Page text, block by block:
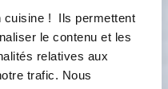
cuisine ! Ils permettent
le contenu et les
relatives aux
trafic. Nous
manière. Commencez
au chocolat blanc (
montage),chocolat au
noir. Faites fondre